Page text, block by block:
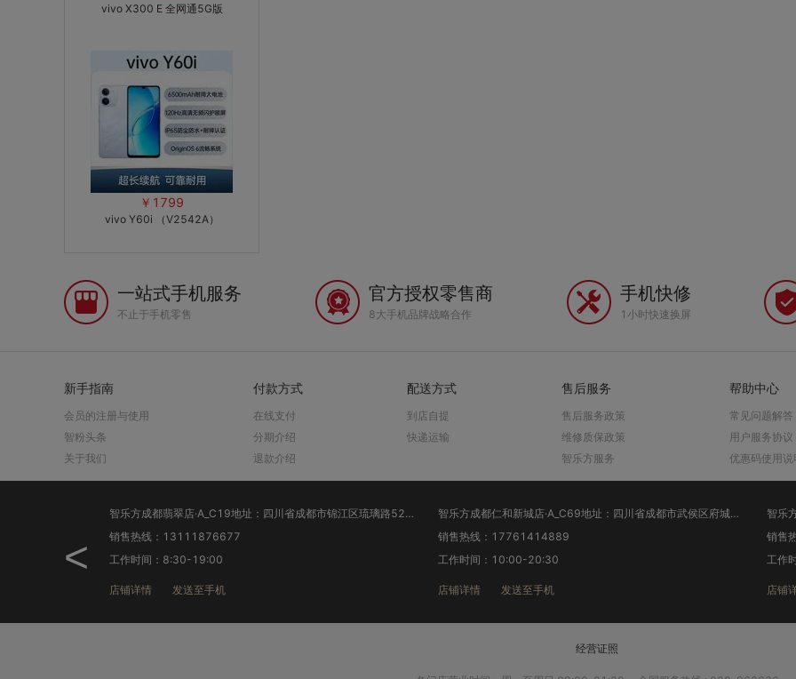
vivo X300 E 全网通5G版
￥1799
vivo Y60i （V2542A）
一站式手机服务
不止于手机零售
官方授权零售商
8大手机品牌战略合作
手机快修
1小时快速换屏
新手指南
会员的注册与使用
智粉头条
关于我们
付款方式
在线支付
分期介绍
退款介绍
配送方式
到店自提
快递运输
售后服务
售后服务政策
维修质保政策
智乐方服务
帮助中心
常见问题解答
用户服务协议
优惠码使用说
<
销售热线：17761414889
工作时间：10:00-20:30
店铺详情 发送至手机
销售热线：15775692280
工作时间：10:00-21:00
店铺详情 发送至手机
销
工
店
经营证照